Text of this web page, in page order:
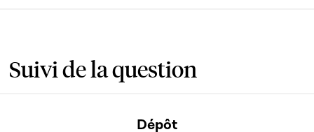
Suivi de la question
Dépôt